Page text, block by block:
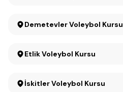
Demetevler Voleybol Kursu
Etlik Voleybol Kursu
İskitler Voleybol Kursu